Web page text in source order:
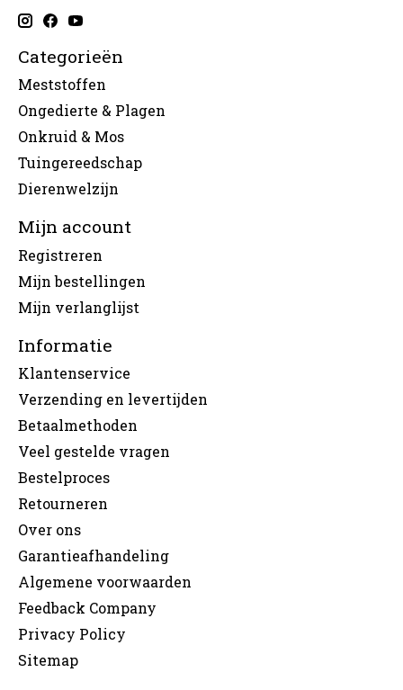
Categorieën
Meststoffen
Ongedierte & Plagen
Onkruid & Mos
Tuingereedschap
Dierenwelzijn
Mijn account
Registreren
Mijn bestellingen
Mijn verlanglijst
Informatie
Klantenservice
Verzending en levertijden
Betaalmethoden
Veel gestelde vragen
Bestelproces
Retourneren
Over ons
Garantieafhandeling
Algemene voorwaarden
Feedback Company
Privacy Policy
Sitemap